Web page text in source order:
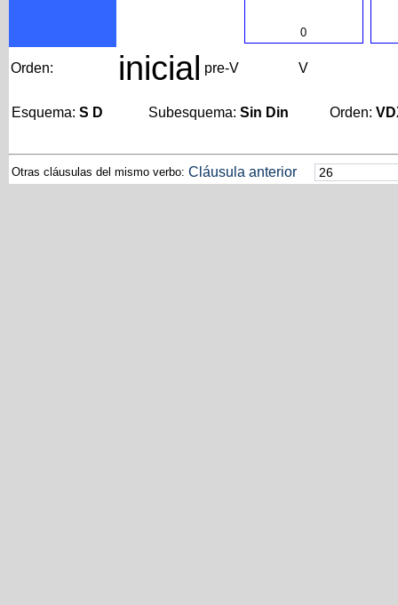
0
Orden: inicial pre-V V
Esquema: S D Subesquema: Sin Din Orden:
Otras cláusulas del mismo verbo: Cláusula anterior